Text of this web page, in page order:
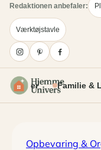
Redaktionen anbefaler:
Værktøjstavle
Projekter Familie &
Opbevaring &